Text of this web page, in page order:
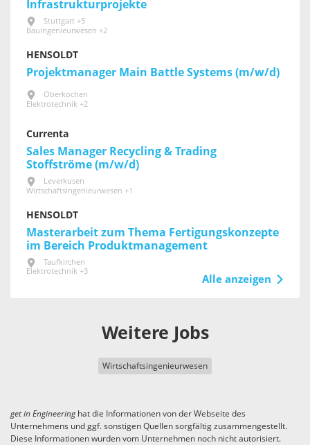
Infrastrukturprojekte
Stuttgart +5
Bauingenieurwesen +2
HENSOLDT
Projektmanager Main Battle Systems (m/w/d)
Oberkochen
Elektrotechnik +2
Currenta
Sales Manager Recycling & Trading
Stoffströme (m/w/d)
Leverkusen
Wirtschaftsingenieurwesen +1
HENSOLDT
Masterarbeit zum Thema Fertigungskonzepte
im Bereich Produktmanagement
Taufkirchen
Elektrotechnik +3
Alle anzeigen
Weitere Jobs
Wirtschaftsingenieurwesen
get in Engineeringhat die Informationen von der Webseite des
Unternehmens und ggf. sonstigen Quellen sorgfältig zusammengestellt.
Diese Informationen wurden vom Unternehmen noch nicht autorisiert.